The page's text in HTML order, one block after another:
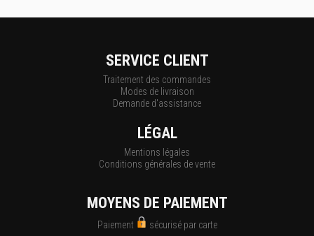
SERVICE CLIENT
Traitement des commandes
Modes de livraison
Demande d'assistance
LÉGAL
Mentions légales
Conditions générales de vente
MOYENS DE PAIEMENT
Paiement sécurisé par carte